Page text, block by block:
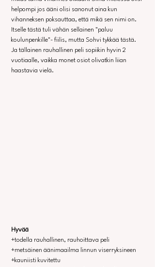
helpompi jos ääni olisi sanonut aina kun
vihanneksen poksauttaa, että mikä sen nimi on.
Itselle tästä tuli vähän sellainen "paluu
koulunpenkille"- fiilis, mutta Sohvi tykkää tästä.
Ja tällainen rauhallinen peli sopiikin hyvin 2
vuotiaalle, vaikka monet osiot olivatkin liian
haastavia vielä.
Hyvää
+todella rauhallinen, rauhoittava peli
+metsäinen äänimaailma linnun viserryksineen
+kauniisti kuvitettu